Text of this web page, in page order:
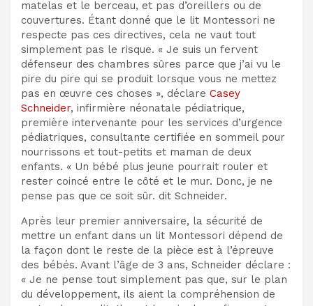
matelas et le berceau, et pas d’oreillers ou de
couvertures. Étant donné que le lit Montessori ne
respecte pas ces directives, cela ne vaut tout
simplement pas le risque. « Je suis un fervent
défenseur des chambres sûres parce que j’ai vu le
pire du pire qui se produit lorsque vous ne mettez
pas en œuvre ces choses », déclare Casey
Schneider, infirmière néonatale pédiatrique,
première intervenante pour les services d’urgence
pédiatriques, consultante certifiée en sommeil pour
nourrissons et tout-petits et maman de deux
enfants. « Un bébé plus jeune pourrait rouler et
rester coincé entre le côté et le mur. Donc, je ne
pense pas que ce soit sûr. dit Schneider.
Après leur premier anniversaire, la sécurité de
mettre un enfant dans un lit Montessori dépend de
la façon dont le reste de la pièce est à l’épreuve
des bébés. Avant l’âge de 3 ans, Schneider déclare :
« Je ne pense tout simplement pas que, sur le plan
du développement, ils aient la compréhension de